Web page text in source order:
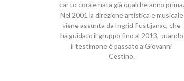
canto corale nata già qualche anno prima.
Nel 2001 la direzione artistica e musicale
viene assunta da Ingrid Pustijanac, che
ha guidato il gruppo fino al 2013, quando
il testimone è passato a Giovanni
Cestino.